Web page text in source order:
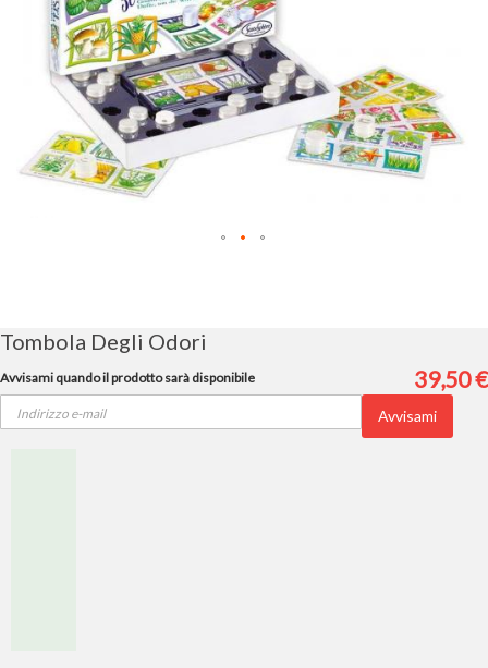
galleria
di
immagini
Tombola Degli Odori
39,50 €
Avvisami quando il prodotto sarà disponibile
Avvisami